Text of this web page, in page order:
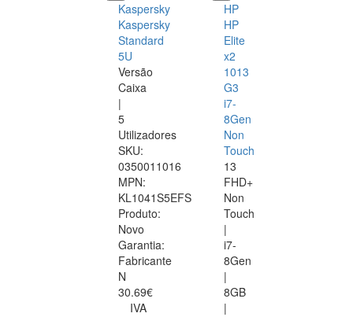
Kaspersky
Kaspersky
Standard
5U
Versão
Caixa
|
5
Utilizadores
SKU:
0350011016
MPN:
KL1041S5EFS
Produto:
Novo
Garantia:
Fabricante
N
30.69€
IVA
HP
HP
Elite
x2
1013
G3
i7-
8Gen
Non
Touch
13
FHD+
Non
Touch
|
i7-
8Gen
|
8GB
|